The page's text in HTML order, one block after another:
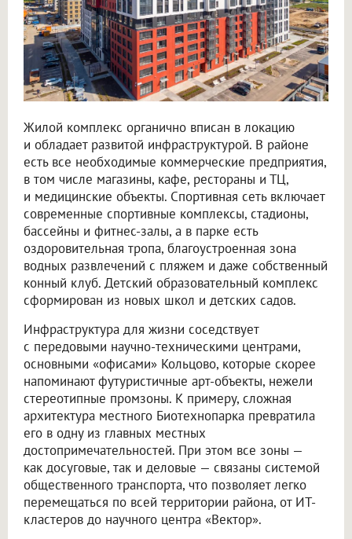
Жилой комплекс органично вписан в локацию
и обладает развитой инфраструктурой. В районе
есть все необходимые коммерческие предприятия,
в том числе магазины, кафе, рестораны и ТЦ,
и медицинские объекты. Спортивная сеть включает
современные спортивные комплексы, стадионы,
бассейны и фитнес-залы, а в парке есть
оздоровительная тропа, благоустроенная зона
водных развлечений с пляжем и даже собственный
конный клуб. Детский образовательный комплекс
сформирован из новых школ и детских садов.
Инфраструктура для жизни соседствует
с передовыми научно-техническими центрами,
основными «офисами» Кольцово, которые скорее
напоминают футуристичные арт-объекты, нежели
стереотипные промзоны. К примеру, сложная
архитектура местного Биотехнопарка превратила
его в одну из главных местных
достопримечательностей. При этом все зоны —
как досуговые, так и деловые — связаны системой
общественного транспорта, что позволяет легко
перемещаться по всей территории района, от ИТ-
кластеров до научного центра «Вектор».